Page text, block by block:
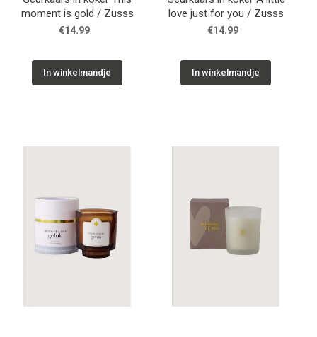
moment is gold / Zusss
€14.99
In winkelmandje
love just for you / Zusss
€14.99
In winkelmandje